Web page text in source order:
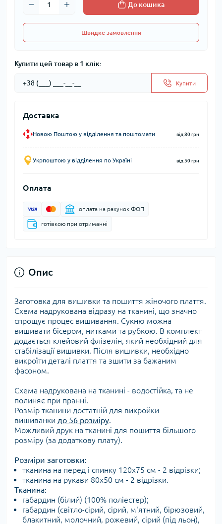
До кошика
Швидке замовлення
Купити цей товар в 1 клік:
Купити
Доставка
Новою Поштою у відділення та поштомати від 80 грн
Укрпоштою у відділення по Україні від 50 грн
Оплата
оплата на рахунок ФОП
готівкою при отриманні
Опис
Заготовка для вишивки та пошиття жіночого плаття.
Схема надрукована відразу на тканині, що значно
спрощує процес вишивання. Сукню можна
вишивати бісером, нитками та рубкою. В комплект
додається клейовий флізелін, який необхідний для
стабілізації вишивки. Після вишивки, необхідно
викроїти деталі плаття та зшити за бажаним
фасоном.
Схема надрукована на тканині - водостійка, та не
полиняє при пранні.
Розмір тканини достатній для викройки
вишиванки до 56 розміру.
Можливий друк на тканині для пошиття більшого
розміру (за додаткову плату).
Розміри заготовки:
тканина на перед і спинку 120х75 см - 2 відрізки;
тканина на рукави 80х50 см - 2 відрізки.
Тканина:
габардин (білий) (100% поліестер);
габардин (світло-сірий, сірий, м'ятний, бірюзовий,
блакитний, молочний, рожевий, сірий (під льон),